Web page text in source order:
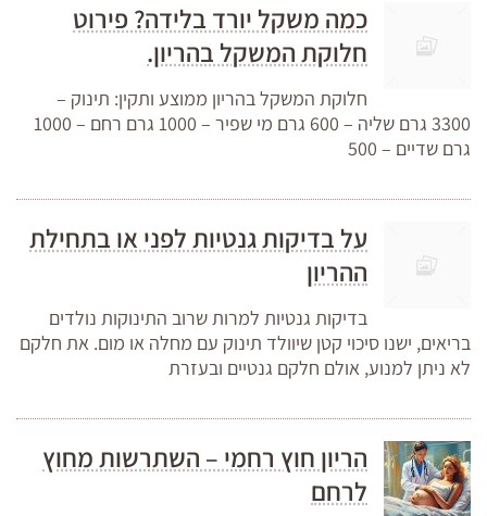
כמה משקל יורד בלידה? פירוט
חלוקת המשקל בהריון.
חלוקת המשקל בהריון ממוצע ותקין: תינוק –
3300 גרם שליה – 600 גרם מי שפיר – 1000 גרם רחם – 1000
גרם שדיים – 500
על בדיקות גנטיות לפני או בתחילת
ההריון
בדיקות גנטיות למרות שרוב התינוקות נולדים
בריאים, ישנו סיכוי קטן שיוולד תינוק עם מחלה או מום. את חלקם
לא ניתן למנוע, אולם חלקם גנטיים ובעזרת
הריון חוץ רחמי – השתרשות מחוץ
לרחם